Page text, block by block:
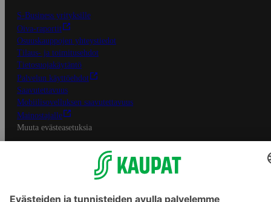
S-Business yrityksille
Oiva-raportit
Osuuskauppojen yhteystiedot
Tilaus- ja toimitusehdot
Tietosuojakäytäntö
Palvelun käyttöehdot
Saavutettavuus
Mobiilisovelluksen saavutettavuus
Mainostajalle
Muuta evästeasetuksia
S-ryhmän palvelut